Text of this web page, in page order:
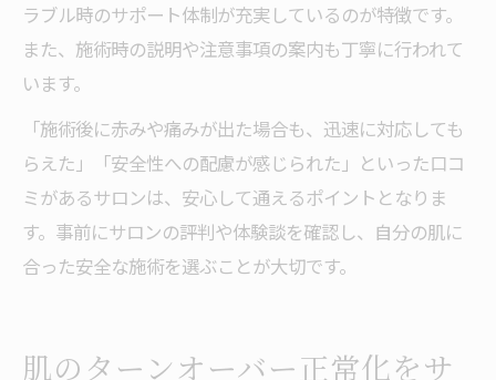
ラブル時のサポート体制が充実しているのが特徴です。
また、施術時の説明や注意事項の案内も丁寧に行われて
います。
「施術後に赤みや痛みが出た場合も、迅速に対応しても
らえた」「安全性への配慮が感じられた」といった口コ
ミがあるサロンは、安心して通えるポイントとなりま
す。事前にサロンの評判や体験談を確認し、自分の肌に
合った安全な施術を選ぶことが大切です。
肌のターンオーバー正常化をサ